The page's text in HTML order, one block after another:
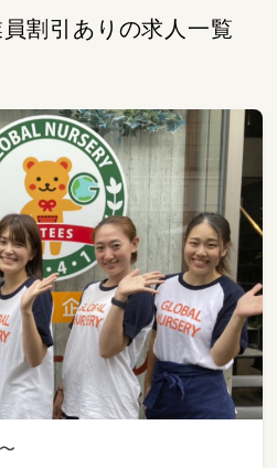
割引ありの求人一覧